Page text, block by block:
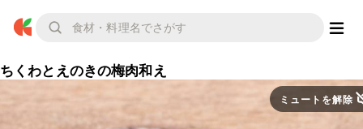
ちくわとえのきの梅肉和え
ミュートを解除